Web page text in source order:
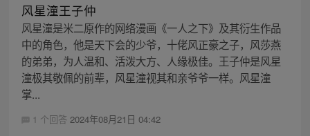
风星潼王子仲
风星潼是米二原作的网络漫画《一人之下》及其衍生作品
中的角色，他是天下会的少爷，十佬风正豪之子，风莎燕
的弟弟，为人温和、活泼大方、人缘极佳。王子仲是风星
潼极其敬佩的前辈，风星潼视其和亲爷爷一样。风星潼
掌...
1 个回答 2024年08月21日 04:42